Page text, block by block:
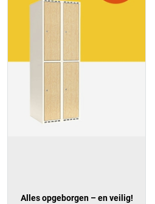
Alles opgeborgen – en veilig!